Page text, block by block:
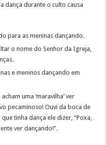
dança durante o culto causa
para as meninas dançando.
o nome do Senhor da Igreja,
e meninos dançando em
uma ‘maravilha’ ver
pecaminoso! Ouvi da boca de
tinha dança ele dizer, “Poxa,
ver dançando!”.